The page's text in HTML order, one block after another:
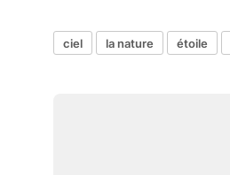
ciel la nature étoile